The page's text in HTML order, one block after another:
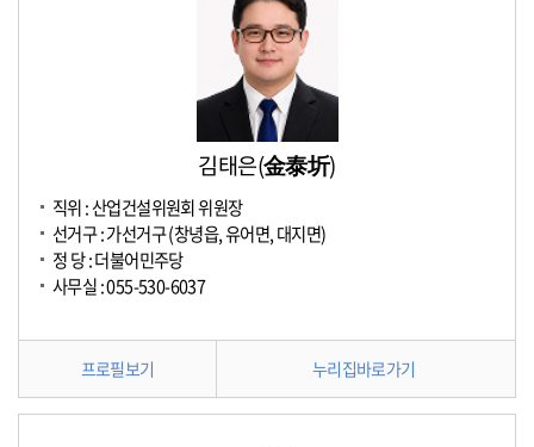
김태은(金泰圻)
직위 : 산업건설위원회 위원장
선거구 : 가선거구 (창녕읍, 유어면, 대지면)
정 당 : 더불어민주당
사무실 : 055-530-6037
프로필보기 누리집바로가기